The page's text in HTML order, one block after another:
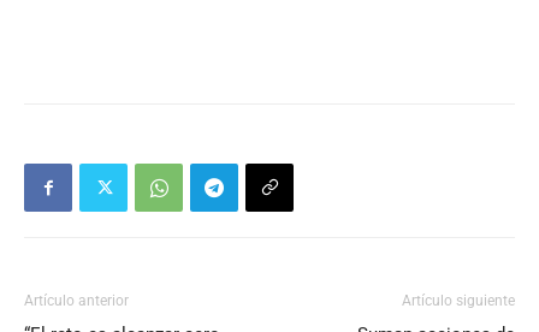
Artículo anterior Artículo siguiente